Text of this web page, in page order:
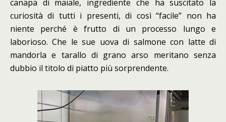
canapa di maiale, ingrediente che ha suscitato la
curiosità di tutti i presenti, di così “facile” non ha
niente perché è frutto di un processo lungo e
laborioso. Che le sue uova di salmone con latte di
mandorla e tarallo di grano arso meritano senza
dubbio il titolo di piatto più sorprendente.